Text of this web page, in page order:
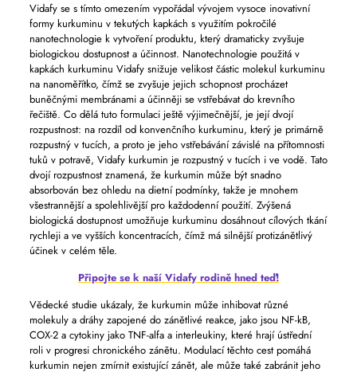
Vidafy se s tímto omezením vypořádal vývojem vysoce inovativní
formy kurkuminu v tekutých kapkách s využitím pokročilé
nanotechnologie k vytvoření produktu, který dramaticky zvyšuje
biologickou dostupnost a účinnost. Nanotechnologie použitá v
kapkách kurkuminu Vidafy snižuje velikost částic molekul kurkuminu
na nanoměřítko, čímž se zvyšuje jejich schopnost procházet
buněčnými membránami a účinněji se vstřebávat do krevního
řečiště. Co dělá tuto formulaci ještě výjimečnější, je její dvojí
rozpustnost: na rozdíl od konvenčního kurkuminu, který je primárně
rozpustný v tucích, a proto je jeho vstřebávání závislé na přítomnosti
tuků v potravě, Vidafy kurkumin je rozpustný v tucích i ve vodě. Tato
dvojí rozpustnost znamená, že kurkumin může být snadno
absorbován bez ohledu na dietní podmínky, takže je mnohem
všestrannější a spolehlivější pro každodenní použití. Zvýšená
biologická dostupnost umožňuje kurkuminu dosáhnout cílových tkání
rychleji a ve vyšších koncentracích, čímž má silnější protizánětlivý
účinek v celém těle.
Připojte se k naší Vidafy rodině hned teď!
Vědecké studie ukázaly, že kurkumin může inhibovat různé
molekuly a dráhy zapojené do zánětlivé reakce, jako jsou NF-kB,
COX-2 a cytokiny jako TNF-alfa a interleukiny, které hrají ústřední
roli v progresi chronického zánětu. Modulací těchto cest pomáhá
kurkumin nejen zmírnit existující zánět, ale může také zabránit jeho